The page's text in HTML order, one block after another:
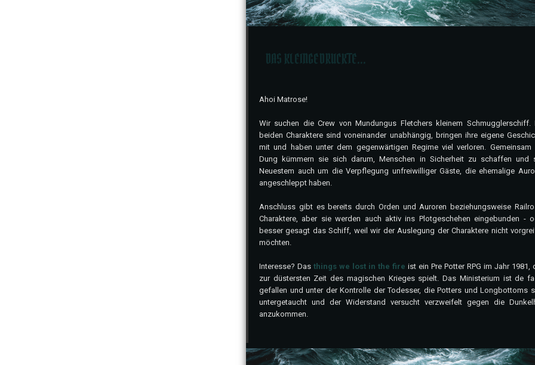
DAS KLEINGEDRUCKTE...
Ahoi Matrose!
Wir suchen die Crew von Mundungus Fletchers kleinem Schmugglerschiff.
beiden Charaktere sind voneinander unabhängig, bringen ihre eigene
mit und haben unter dem gegenwärtigen Regime viel verloren. Gemeinsam
Dung kümmern sie sich darum, Menschen in Sicherheit zu schaffen und
Neuestem auch um die Verpflegung unfreiwilliger Gäste, die ehemalige
angeschleppt haben.
Anschluss gibt es bereits durch Orden und Auroren beziehungsweise
Charaktere, aber sie werden auch aktiv ins Plotgeschehen eingebunden -
besser gesagt das Schiff, weil wir der Auslegung der Charaktere nicht
möchten.
Interesse? Das things we lost in the fire ist ein Pre Potter RPG im Jahr 1981,
zur düstersten Zeit des magischen Krieges spielt. Das Ministerium ist de
gefallen und unter der Kontrolle der Todesser, die Potters und Longbottoms
untergetaucht und der Widerstand versucht verzweifelt gegen die
anzukommen.